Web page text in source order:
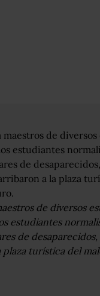
de diversos
estudiantes
de
plaza turística del